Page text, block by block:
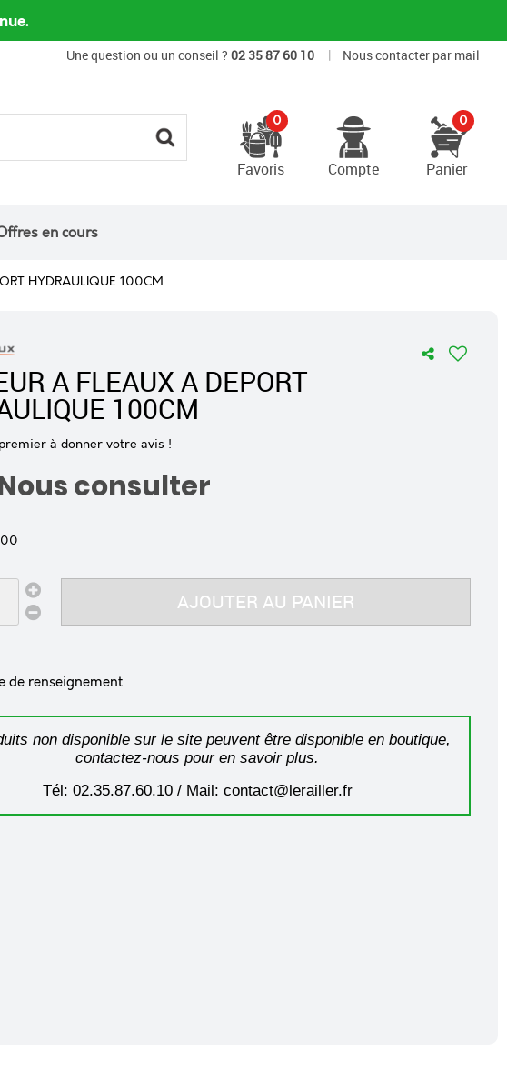
Une question ou un conseil ? 02 35 87 60 10 | Nous contacter par mail
0
Favoris Compte
0
Panier
en cours
HYDRAULIQUE 100CM
A FLEAUX A DEPORT
100CM
à donner votre avis !
consulter
AJOUTER AU PANIER
de renseignement
non disponible sur le site peuvent être disponible en boutique,
contactez-nous pour en savoir plus.
Tél: 02.35.87.60.10 / Mail: contact@lerailler.fr